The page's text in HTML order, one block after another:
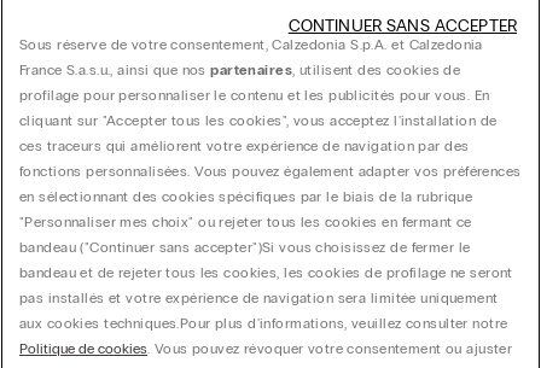
Guide produit
Service client
Données légales
Sous réserve de votre consentement, Calzedonia S.p.A. et Calzedonia
France S.a.s.u., ainsi que nospartenaires, utilisent des cookies de
profilage pour personnaliser le contenu et les publicités pour vous. En
cliquant sur "Accepter tous les cookies", vous acceptez l'installation de
ces traceurs qui améliorent votre expérience de navigation par des
fonctions personnalisées. Vous pouvez également adapter vos préférences
en sélectionnant des cookies spécifiques par le biais de la rubrique
"Personnaliser mes choix" ou rejeter tous les cookies en fermant ce
bandeau ("Continuer sans accepter")​ Si vous choisissez de fermer le
bandeau et de rejeter tous les cookies, les cookies de profilage ne seront
pas installés et votre expérience de navigation sera limitée uniquement
aux cookies techniques.​ Pour plus d'informations, veuillez consulter notre
Politique de cookies. Vous pouvez révoquer votre consentement ou ajuster
CONTINUER SANS ACCEPTER